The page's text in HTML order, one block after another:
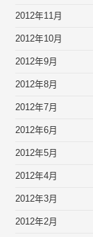
2012年11月
2012年10月
2012年9月
2012年8月
2012年7月
2012年6月
2012年5月
2012年4月
2012年3月
2012年2月